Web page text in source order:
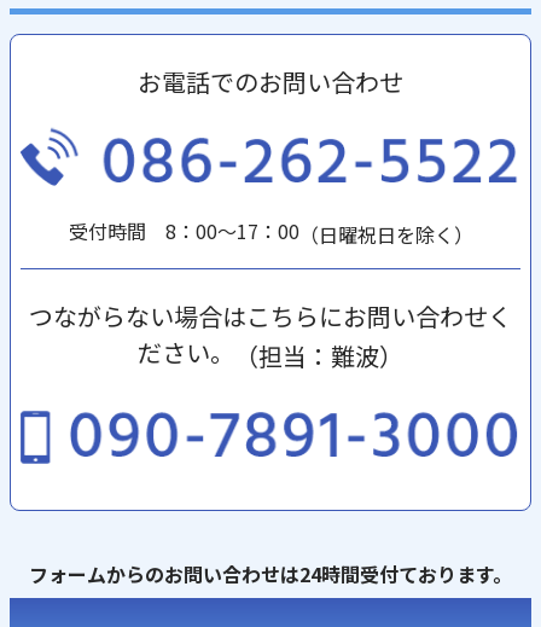
お電話でのお問い合わせ
受付時間 8：00～17：00（日曜祝日を除く）
つながらない場合はこちらにお問い合わせく
ださい。
（担当：難波）
フォームからのお問い合わせは24時間受付ております。